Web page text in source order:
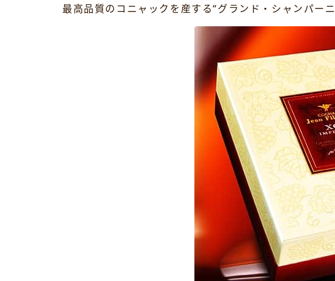
最高品質のコニャックを産する“グランド・シャンパー